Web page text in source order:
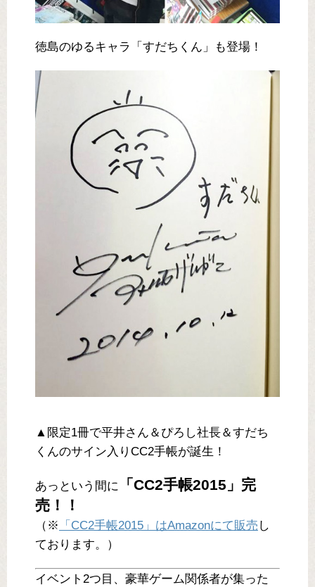
徳島のゆるキャラ「すだちくん」も登場！
▲限定1冊で平井さん＆ぴろし社長＆すだち
くんのサイン入りCC2手帳が誕生！
あっという間に
「CC2手帳2015」完
売！！
（※ 「CC2手帳2015」はAmazonにて販売 し
ております。）
イベント2つ目、豪華ゲーム関係者が集った